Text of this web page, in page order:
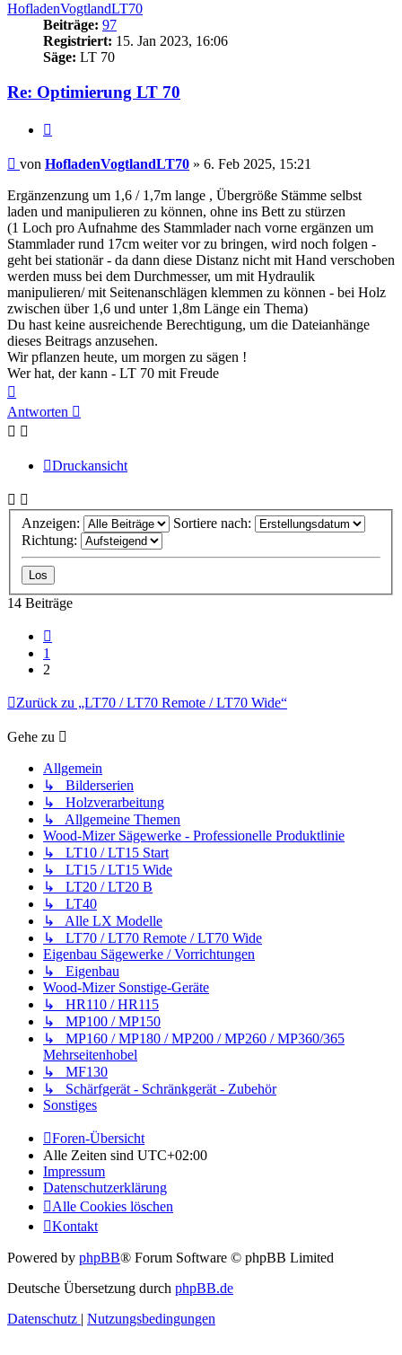
HofladenVogtlandLT70
Beiträge: 97
Registriert: 15. Jan 2023, 16:06
Säge: LT 70
Re: Optimierung LT 70
Beitrag
von HofladenVogtlandLT70 » 6. Feb 2025, 15:21
Ergänzenzung um 1,6 / 1,7m lange , Übergröße Stämme selbst
laden und manipulieren zu können, ohne ins Bett zu stürzen
(1 Loch pro Aufnahme des Stammlader nach vorne ergänzen um
Stammlader rund 17cm weiter vor zu bringen, wird noch folgen -
geht bei stationär - da dann diese Distanz nicht mit Hand verschoben
werden muss bei dem Durchmesser, um mit Hydraulik
manipulieren/ mit Seitenanschlägen klemmen zu können - bei Holz
zwischen über 1,6 und unter 1,8m Länge ein Thema)
Du hast keine ausreichende Berechtigung, um die Dateianhänge
dieses Beitrags anzusehen.
Wir pflanzen heute, um morgen zu sägen !
Wer hat, der kann - LT 70 mit Freude
oben
Antworten
Druckansicht
Anzeigen:
Sortiere nach:
Richtung:
14 Beiträge
1
2
Zurück zu „LT70 / LT70 Remote / LT70 Wide“
Gehe zu
Allgemein
↳ Bilderserien
↳ Holzverarbeitung
↳ Allgemeine Themen
Wood-Mizer Sägewerke - Professionelle Produktlinie
↳ LT10 / LT15 Start
↳ LT15 / LT15 Wide
↳ LT20 / LT20 B
↳ LT40
↳ Alle LX Modelle
↳ LT70 / LT70 Remote / LT70 Wide
Eigenbau Sägewerke / Vorrichtungen
↳ Eigenbau
Wood-Mizer Sonstige-Geräte
↳ HR110 / HR115
↳ MP100 / MP150
↳ MP160 / MP180 / MP200 / MP260 / MP360/365
Mehrseitenhobel
↳ MF130
↳ Schärfgerät - Schränkgerät - Zubehör
Sonstiges
Foren-Übersicht
Alle Zeiten sind UTC+02:00
Impressum
Datenschutzerklärung
Alle Cookies löschen
Kontakt
Powered by phpBB® Forum Software © phpBB Limited
Deutsche Übersetzung durch phpBB.de
Datenschutz | Nutzungsbedingungen